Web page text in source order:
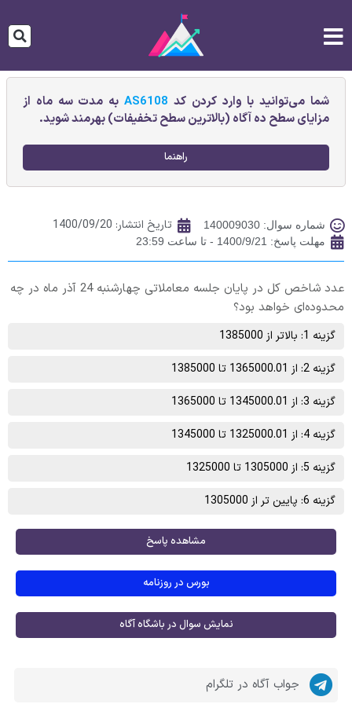
شما می‌توانید با وارد کردن کد AS6108به مدت سه ماه از
مزایای سطح ده آگاه (بالاترین سطح تخفیفات) بهرمند شوید.
راهنما
شماره سوال: 140009030 تاریخ انتشار: 1400/09/20
مهلت پاسخ: 1400/9/21 - تا ساعت 23:59
عدد شاخص کل در پایان جلسه معاملاتی چهارشنبه 24 آذر ماه در چه
محدوده‌ای خواهد بود؟
گزینه 1: بالاتر از 1385000
گزینه 2: از 1365000.01 تا 1385000
گزینه 3: از 1345000.01 تا 1365000
گزینه 4: از 1325000.01 تا 1345000
گزینه 5: از 1305000 تا 1325000
گزینه 6: پایین تر از 1305000
مشاهده پاسخ
بورس در روزنامه
نمایش سوال در باشگاه آگاه
جواب آگاه در تلگرام